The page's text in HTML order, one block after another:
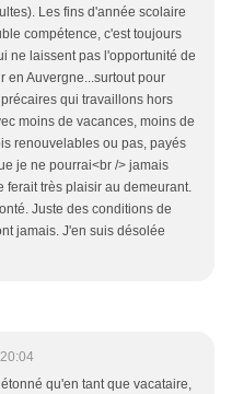
Les fins d'année scolaire
compétence, c'est toujours
ne laissent pas l'opportunité de
en Auvergne...surtout pour
qui travaillons hors
moins de vacances, moins de
renouvelables ou pas, payés
je ne pourrai<br /> jamais
ferait très plaisir au demeurant.
Juste des conditions de
jamais. J'en suis désolée
qu'en tant que vacataire,